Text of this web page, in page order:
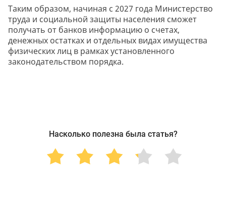
Таким образом, начиная с 2027 года Министерство
труда и социальной защиты населения сможет
получать от банков информацию о счетах,
денежных остатках и отдельных видах имущества
физических лиц в рамках установленного
законодательством порядка.
Насколько полезна была статья?